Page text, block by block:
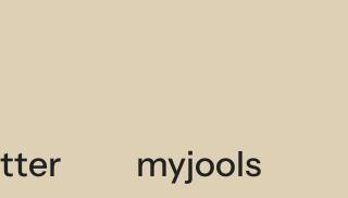
myjools